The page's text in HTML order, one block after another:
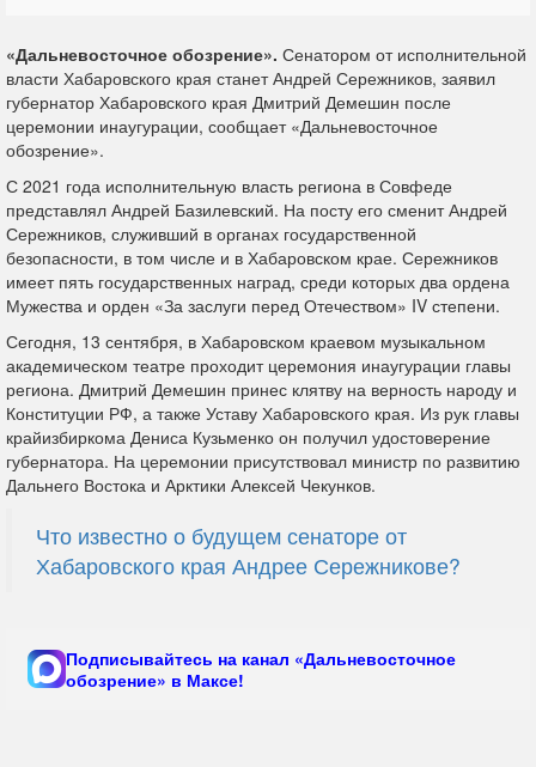
«Дальневосточное обозрение». Сенатором от исполнительной
власти Хабаровского края станет Андрей Сережников, заявил
губернатор Хабаровского края Дмитрий Демешин после
церемонии инаугурации, сообщает «Дальневосточное
обозрение».
С 2021 года исполнительную власть региона в Совфеде
представлял Андрей Базилевский. На посту его сменит Андрей
Сережников, служивший в органах государственной
безопасности, в том числе и в Хабаровском крае. Сережников
имеет пять государственных наград, среди которых два ордена
Мужества и орден «За заслуги перед Отечеством» IV степени.
Сегодня, 13 сентября, в Хабаровском краевом музыкальном
академическом театре проходит церемония инаугурации главы
региона. Дмитрий Демешин принес клятву на верность народу и
Конституции РФ, а также Уставу Хабаровского края. Из рук главы
крайизбиркома Дениса Кузьменко он получил удостоверение
губернатора. На церемонии присутствовал министр по развитию
Дальнего Востока и Арктики Алексей Чекунков.
Что известно о будущем сенаторе от
Хабаровского края Андрее Сережникове?
Подписывайтесь на канал «Дальневосточное
обозрение» в Максе!